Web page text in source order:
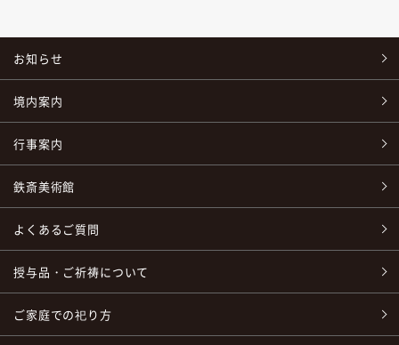
お知らせ
境内案内
行事案内
鉄斎美術館
よくあるご質問
授与品・ご祈祷について
ご家庭での祀り方